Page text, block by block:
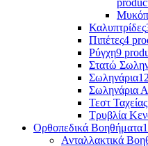
Καλυπτρίδες
Πιπέτες4
Ρύγχη9
Στατώ
Σωληνάρια
Σωληνάρια
Τεστ
Τρυβλία
Ορθοπεδικά Βοηθήματα
Ανταλλακτικά